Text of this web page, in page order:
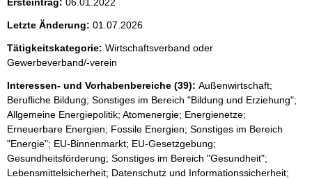
Letzte Änderung: 01.07.2026
Tätigkeitskategorie: Wirtschaftsverband oder
Gewerbeverband/-verein
Interessen- und Vorhabenbereiche (39): Außenwirtschaft;
Berufliche Bildung; Sonstiges im Bereich "Bildung und Erziehung";
Allgemeine Energiepolitik; Atomenergie; Energienetze;
Erneuerbare Energien; Fossile Energien; Sonstiges im Bereich
"Energie"; EU-Binnenmarkt; EU-Gesetzgebung;
Gesundheitsförderung; Sonstiges im Bereich "Gesundheit";
Lebensmittelsicherheit; Datenschutz und Informationssicherheit;